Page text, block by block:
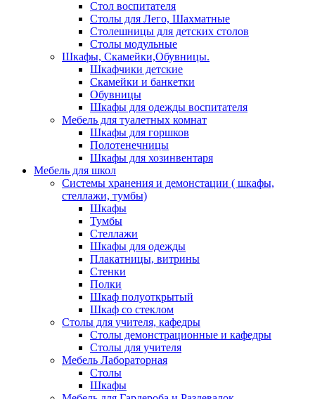
Стол воспитателя
Столы для Лего, Шахматные
Столешницы для детских столов
Столы модульные
Шкафы, Скамейки,Обувницы.
Шкафчики детские
Скамейки и банкетки
Обувницы
Шкафы для одежды воспитателя
Мебель для туалетных комнат
Шкафы для горшков
Полотенечницы
Шкафы для хозинвентаря
Мебель для школ
Системы хранения и демонстации ( шкафы,
стеллажи, тумбы)
Шкафы
Тумбы
Стеллажи
Шкафы для одежды
Плакатницы, витрины
Стенки
Полки
Шкаф полуоткрытый
Шкаф со стеклом
Столы для учителя, кафедры
Столы демонстрационные и кафедры
Столы для учителя
Мебель Лабораторная
Столы
Шкафы